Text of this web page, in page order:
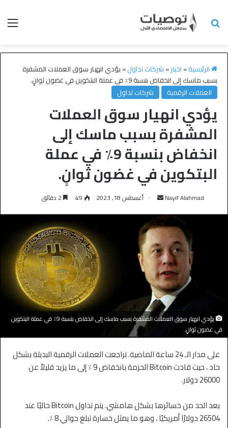
الرئيسية» اخبار» شركات تداول»يؤدي انهيار سوق العملات المشفرة
بسبب ماسك إلى انخفاض بنسبة 9٪ في عملة البتكوين في غضون ثوانٍ.
العملات الرقمية
شركات تداول
يؤدي انهيار سوق العملات
المشفرة بسبب ماسك إلى
انخفاض بنسبة 9٪ في عملة
البتكوين في غضون ثوانٍ.
Nayif Alahmad أغسطس 18, 2023 49
يؤدي انهيار سوق العملات المشفرة بسبب ماسك إلى انخفاض بنسبة 9٪ في عملة البتكوين
في غضون ثوانٍ.
على مدار الـ 24 ساعة الماضية. تراجعت العملات الرقمية البديلة بشكل
حاد ، حيث قادت Bitcoin الحزمة بانخفاض 9 ٪ إلى ما يزيد قليلاً عن
26000 دولار.
بعد الحد من خسائرها بشكل هامشي. يتم تداول Bitcoin حاليًا عند
26504 دولارًا أمريكيًا ، وهو ما يمثل خسارة تبلغ حوالي 8 ٪.